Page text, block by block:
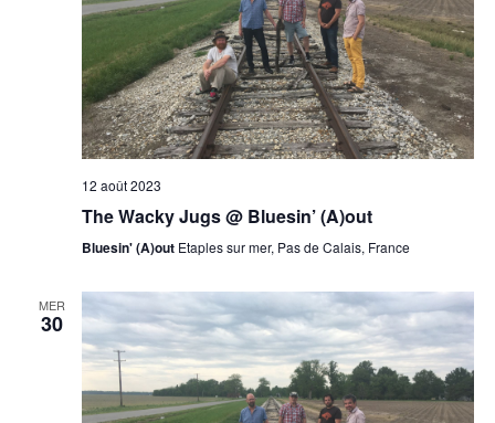
12 août 2023
The Wacky Jugs @ Bluesin’ (A)out
Bluesin' (A)out Etaples sur mer, Pas de Calais, France
MER
30